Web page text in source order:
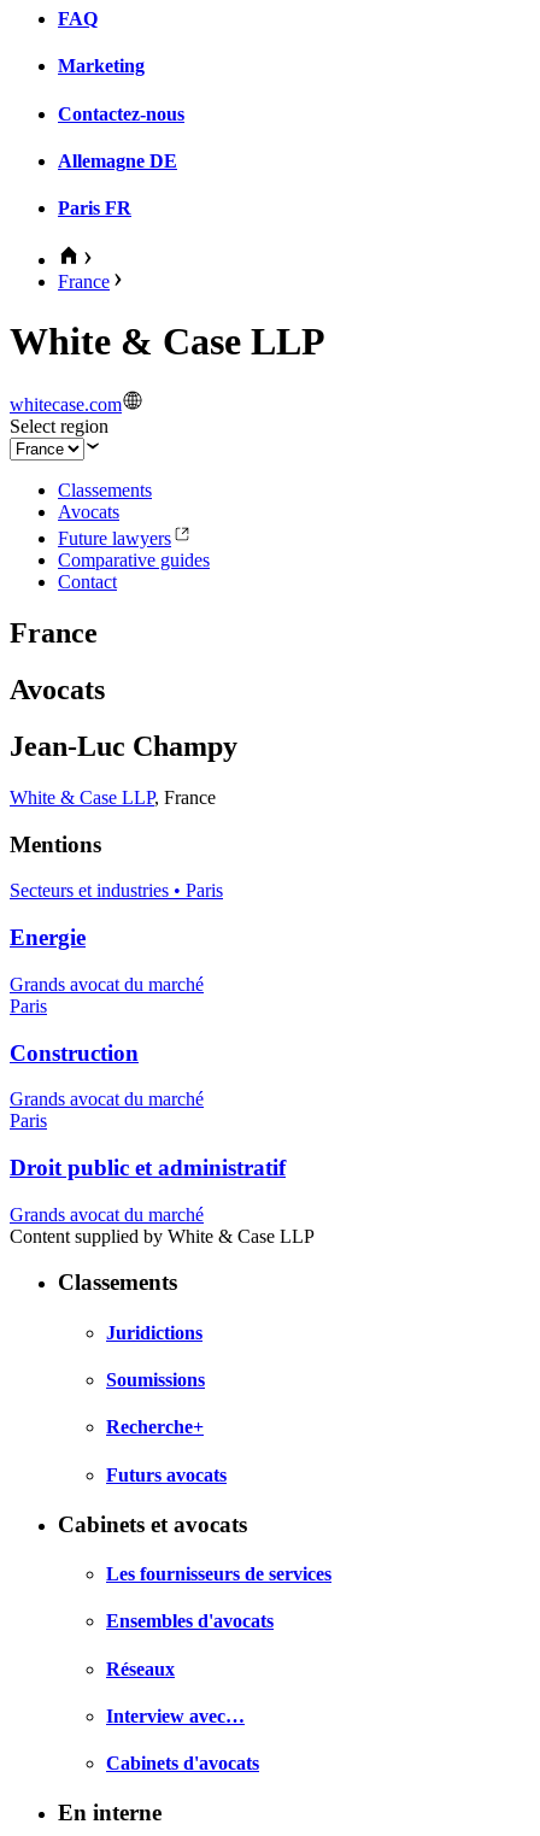
FAQ
Marketing
Contactez-nous
Allemagne DE
Paris FR
France
White & Case LLP
whitecase.com
Select region
Classements
Avocats
Future lawyers
Comparative guides
Contact
France
Avocats
Jean-Luc Champy
White & Case LLP, France
Mentions
Secteurs et industries • Paris
Energie
Grands avocat du marché
Paris
Construction
Grands avocat du marché
Paris
Droit public et administratif
Grands avocat du marché
Content supplied by White & Case LLP
Classements
Juridictions
Soumissions
Recherche+
Futurs avocats
Cabinets et avocats
Les fournisseurs de services
Ensembles d'avocats
Réseaux
Interview avec…
Cabinets d'avocats
En interne